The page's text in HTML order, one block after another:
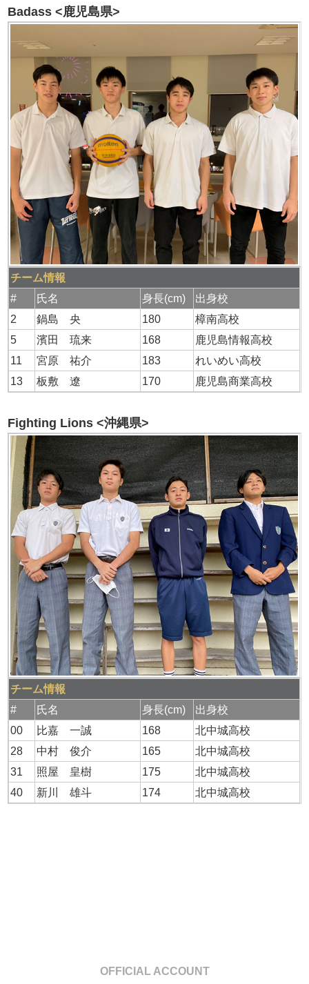
Badass <鹿児島県>
チーム情報
#
氏名 身長(cm)
出身校
2
鍋島 央 180
樟南高校
5
濱田 琉来 168
鹿児島情報高校
11
宮原 祐介 183
れいめい高校
13
板敷 遼 170 鹿児島商業高校
Fighting Lions <沖縄県>
チーム情報
#
氏名 身長(cm)
出身校
00
比嘉 一誠 168
北中城高校
28
中村 俊介 165
北中城高校
31
照屋 皇樹 175
北中城高校
40
新川 雄斗 174 北中城高校
OFFICIAL ACCOUNT